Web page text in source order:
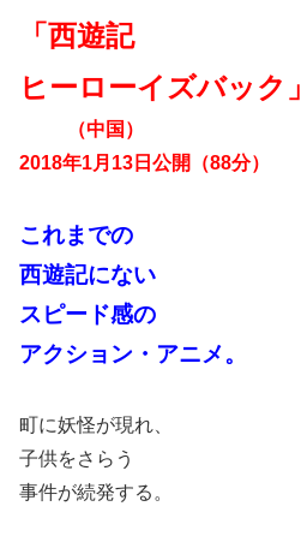
「西遊記
ヒーローイズバック」
（中国）
2018年1月13日公開（88分）
これまでの
西遊記にない
スピード感の
アクション・アニメ。
町に妖怪が現れ、
子供をさらう
事件が続発する。